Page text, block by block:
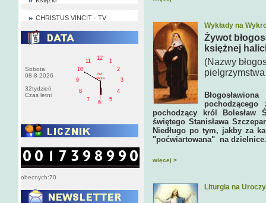
CHRISTUS VINCIT - TV
Sobota
08-8-2026
32tydzień
Czas letni
1
2
3
4
5
6
7
8
9
10
11
12
PM
sobota
obecnych:70
Wykłady na
Żywot
księżnej
(Nazwy
pochodzący król Bolesław
świętego Stanisława
Niedługo po tym, jakby za
"poćwiartowana" na dzielnice.
więcej >
Liturgia na